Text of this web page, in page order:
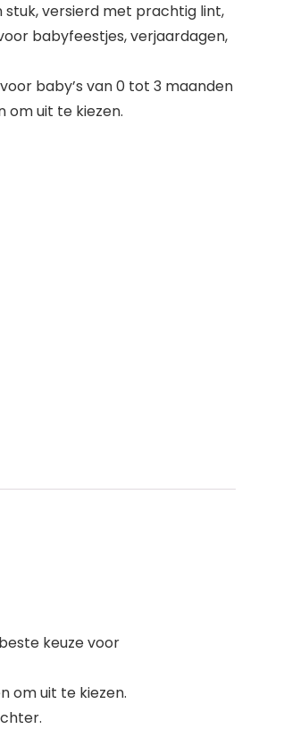
stuk, versierd met prachtig lint,
babyfeestjes, verjaardagen,
baby’s van 0 tot 3 maanden
om uit te kiezen.
keuze voor
om uit te kiezen.